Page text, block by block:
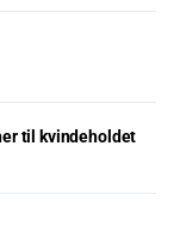
til kvindeholdet